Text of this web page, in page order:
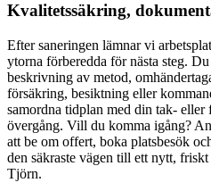
Kvalitetssäkring,
Efter saneringen lämnar vi
ytorna förberedda för nästa steg.
beskrivning av metod,
försäkring, besiktning eller
samordna tidplan med din tak-
övergång. Vill du komma igång?
att be om offert, boka platsbesök
den säkraste vägen till ett nytt,
Tjörn.